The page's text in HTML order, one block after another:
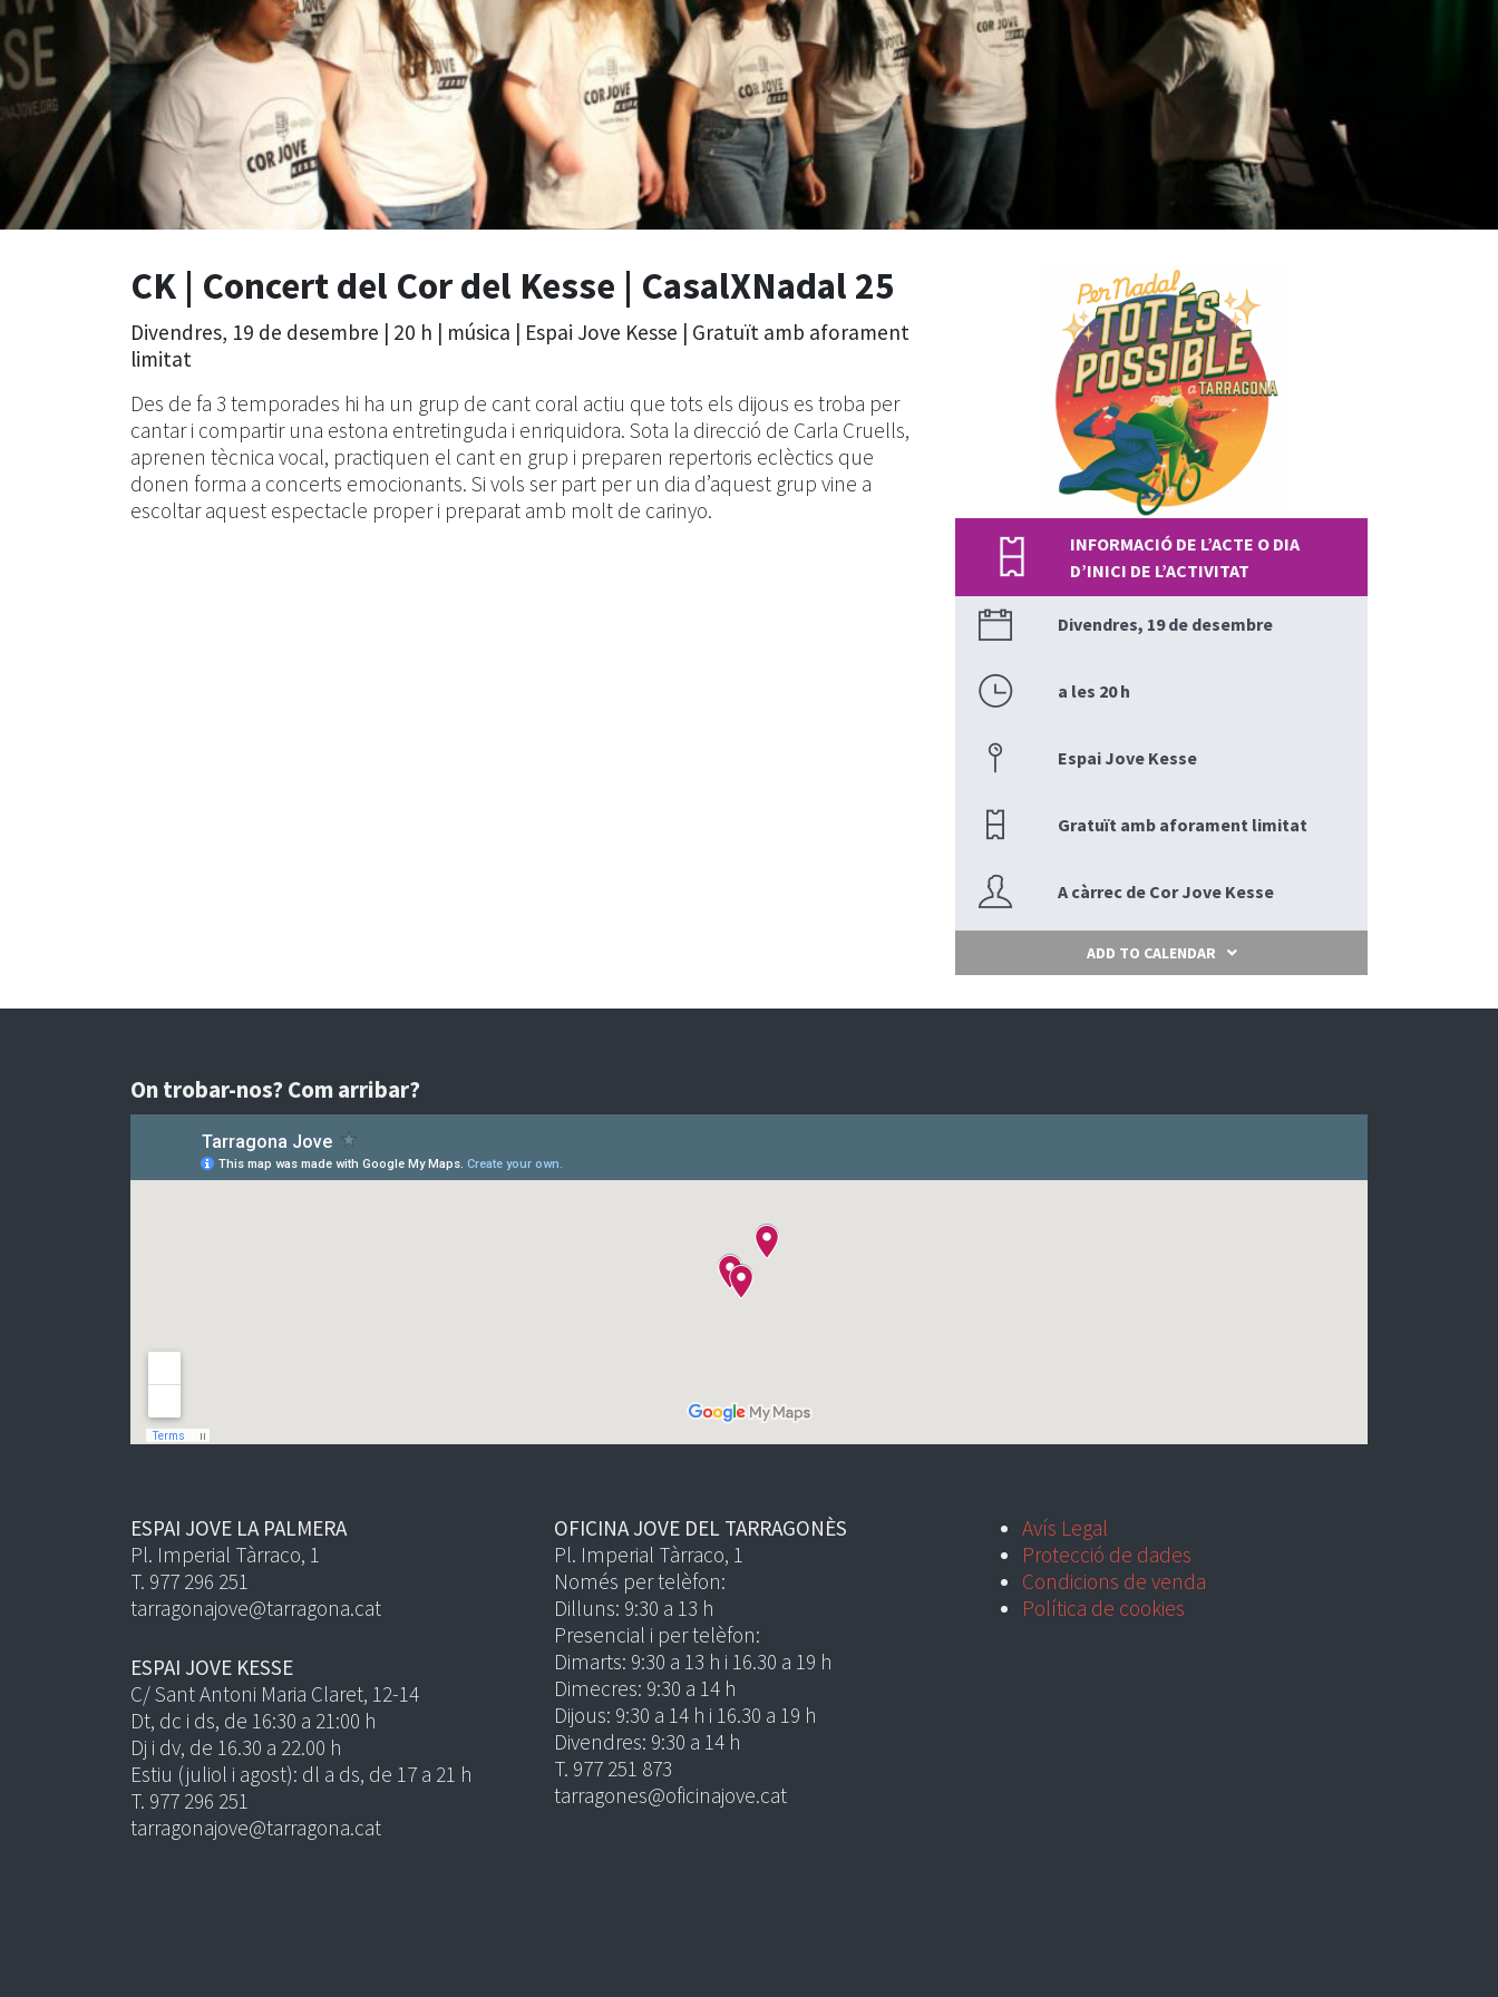
CK | Concert del Cor del Kesse | CasalXNadal 25
Divendres, 19 de desembre | 20 h | música | Espai Jove Kesse | Gratuït amb aforament
limitat
Des de fa 3 temporades hi ha un grup de cant coral actiu que tots els dijous es troba per
cantar i compartir una estona entretinguda i enriquidora. Sota la direcció de Carla Cruells,
aprenen tècnica vocal, practiquen el cant en grup i preparen repertoris eclèctics que
donen forma a concerts emocionants. Si vols ser part per un dia d’aquest grup vine a
escoltar aquest espectacle proper i preparat amb molt de carinyo.
INFORMACIÓ DE L’ACTE O DIA
D’INICI DE L’ACTIVITAT
Divendres, 19 de desembre
a les 20 h
Espai Jove Kesse
Gratuït amb aforament limitat
A càrrec de Cor Jove Kesse
ADD TO CALENDAR
On trobar-nos? Com arribar?
ESPAI JOVE LA PALMERA
Pl. Imperial Tàrraco, 1
T. 977 296 251
tarragonajove@tarragona.cat
ESPAI JOVE KESSE
C/ Sant Antoni Maria Claret, 12-14
Dt, dc i ds, de 16:30 a 21:00 h
Dj i dv, de 16.30 a 22.00 h
Estiu (juliol i agost): dl a ds, de 17 a 21 h
T. 977 296 251
tarragonajove@tarragona.cat
OFICINA JOVE DEL TARRAGONÈS
Pl. Imperial Tàrraco, 1
Només per telèfon:
Dilluns: 9:30 a 13 h
Presencial i per telèfon:
Dimarts: 9:30 a 13 h i 16.30 a 19 h
Dimecres: 9:30 a 14 h
Dijous: 9:30 a 14 h i 16.30 a 19 h
Divendres: 9:30 a 14 h
T. 977 251 873
tarragones@oficinajove.cat
Avís Legal
Protecció de dades
Condicions de venda
Política de cookies